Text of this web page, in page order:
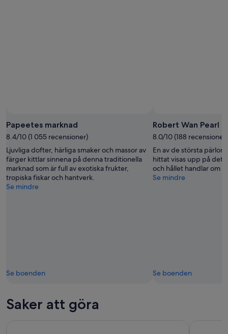
Papeetes marknad
8.4/10 (1 055 recensioner)
Ljuvliga dofter, härliga smaker och massor av
färger kittlar sinnena på denna traditionella
marknad som är full av exotiska frukter,
tropiska fiskar och hantverk.
Se mindre
Se boenden
Robert Wan Pearl
8.0/10 (188 recensioner)
En av de största
hittat visas upp på
och hållet handlar om
Se mindre
Se boenden
Saker att göra